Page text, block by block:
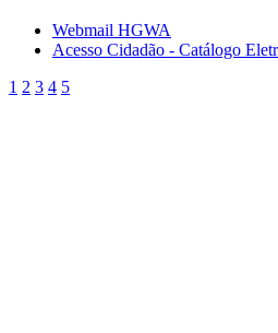
Webmail HGWA
Acesso Cidadão - Catálogo
1 2 3 4 5